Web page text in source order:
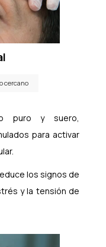
cercano
puro y suero,
para activar
los signos de
y la tensión de